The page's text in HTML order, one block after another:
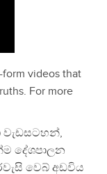
videos that
For more
වැඩසටහන්,
දේශපාලන
වෙබ් අඩවිය